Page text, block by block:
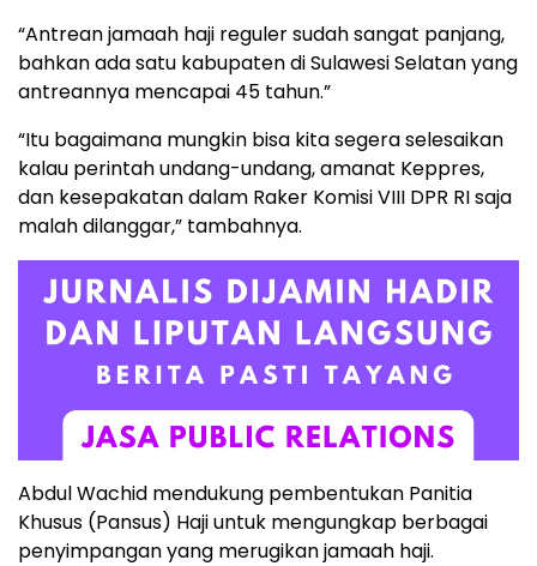
“Antrean jamaah haji reguler sudah sangat panjang,
bahkan ada satu kabupaten di Sulawesi Selatan yang
antreannya mencapai 45 tahun.”
“Itu bagaimana mungkin bisa kita segera selesaikan
kalau perintah undang-undang, amanat Keppres,
dan kesepakatan dalam Raker Komisi VIII DPR RI saja
malah dilanggar,” tambahnya.
Abdul Wachid mendukung pembentukan Panitia
Khusus (Pansus) Haji untuk mengungkap berbagai
penyimpangan yang merugikan jamaah haji.